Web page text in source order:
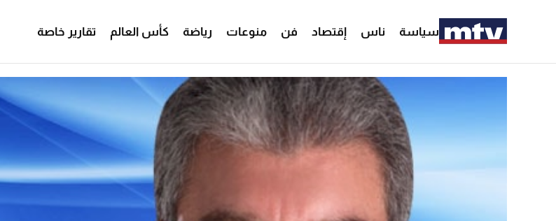
سياسة ناس إقتصاد فن منوعات رياضة كأس العالم تقارير خاصة